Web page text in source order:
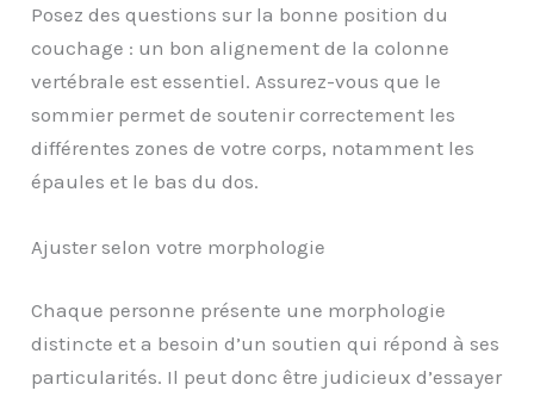
Posez des questions sur la bonne position du
couchage : un bon alignement de la colonne
vertébrale est essentiel. Assurez-vous que le
sommier permet de soutenir correctement les
différentes zones de votre corps, notamment les
épaules et le bas du dos.
Ajuster selon votre morphologie
Chaque personne présente une morphologie
distincte et a besoin d’un soutien qui répond à ses
particularités. Il peut donc être judicieux d’essayer